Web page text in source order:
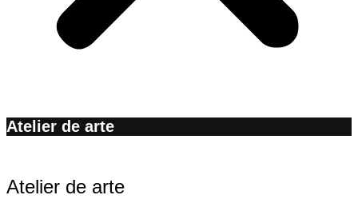
Atelier de arte
Atelier de arte